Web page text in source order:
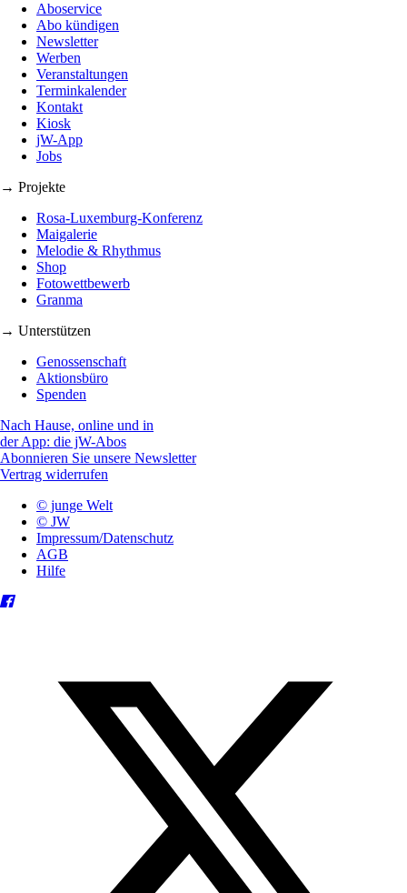
Aboservice
Abo kündigen
Newsletter
Werben
Veranstaltungen
Terminkalender
Kontakt
Kiosk
jW-App
Jobs
→ Projekte
Rosa-Luxemburg-Konferenz
Maigalerie
Melodie & Rhythmus
Shop
Fotowettbewerb
Granma
→ Unterstützen
Genossenschaft
Aktionsbüro
Spenden
Nach Hause, online und in
der App: die jW-Abos
Abonnieren Sie unsere Newsletter
Vertrag widerrufen
© junge Welt
© JW
Impressum/Datenschutz
AGB
Hilfe